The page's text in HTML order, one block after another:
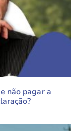
não pagar a